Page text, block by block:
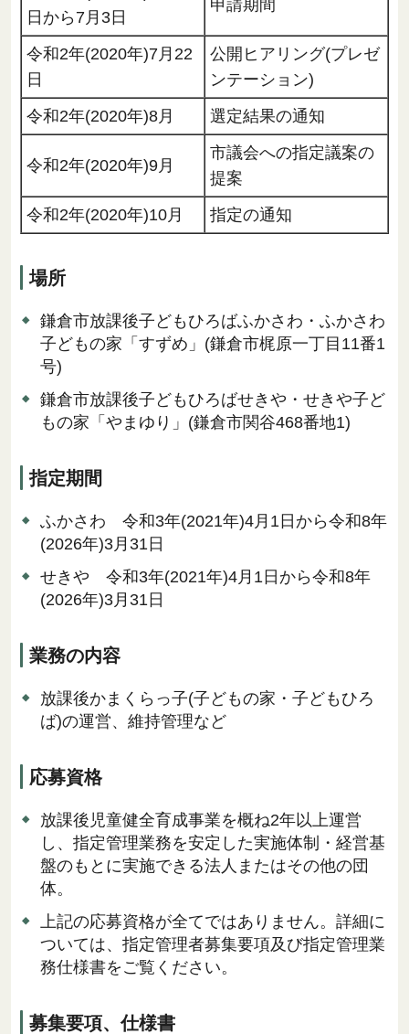
日から7月3日
申請期間
令和2年(2020年)7月22
日
公開ヒアリング(プレゼ
ンテーション)
令和2年(2020年)8月
選定結果の通知
令和2年(2020年)9月
市議会への指定議案の
提案
令和2年(2020年)10月
指定の通知
場所
鎌倉市放課後子どもひろばふかさわ・ふかさわ
子どもの家「すずめ」(鎌倉市梶原一丁目11番1
号)
鎌倉市放課後子どもひろばせきや・せきや子ど
もの家「やまゆり」(鎌倉市関谷468番地1)
指定期間
ふかさわ 令和3年(2021年)4月1日から令和8年
(2026年)3月31日
せきや 令和3年(2021年)4月1日から令和8年
(2026年)3月31日
業務の内容
放課後かまくらっ子(子どもの家・子どもひろ
ば)の運営、維持管理など
応募資格
放課後児童健全育成事業を概ね2年以上運営
し、指定管理業務を安定した実施体制・経営基
盤のもとに実施できる法人またはその他の団
体。
上記の応募資格が全てではありません。詳細に
ついては、指定管理者募集要項及び指定管理業
務仕様書をご覧ください。
募集要項、仕様書